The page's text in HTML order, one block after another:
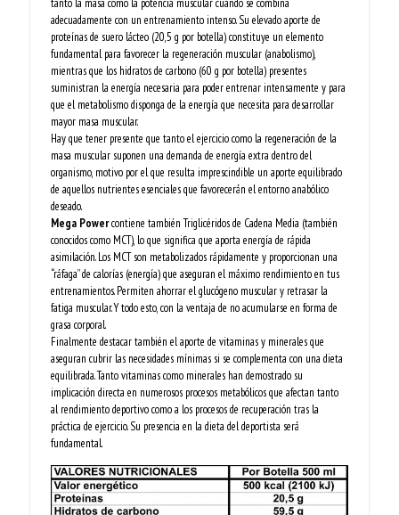
adecuadamente con un entrenamiento intenso. Su elevado aporte de
proteínas de suero lácteo (20,5 g por botella) constituye un elemento
fundamental para favorecer la regeneración muscular (anabolismo),
mientras que los hidratos de carbono (60 g por botella) presentes
suministran la energía necesaria para poder entrenar intensamente y para
que el metabolismo disponga de la energía que necesita para desarrollar
mayor masa muscular.
Hay que tener presente que tanto el ejercicio como la regeneración de la
masa muscular suponen una demanda de energía extra dentro del
organismo, motivo por el que resulta imprescindible un aporte equilibrado
de aquellos nutrientes esenciales que favorecerán el entorno anabólico
deseado.
Mega Powercontiene también Triglicéridos de Cadena Media (también
conocidos como MCT), lo que significa que aporta energía de rápida
asimilación. Los MCT son metabolizados rápidamente y proporcionan una
“ráfaga” de calorías (energía) que aseguran el máximo rendimiento en tus
entrenamientos. Permiten ahorrar el glucógeno muscular y retrasar la
fatiga muscular. Y todo esto, con la ventaja de no acumularse en forma de
grasa corporal.
Finalmente destacar también el aporte de vitaminas y minerales que
aseguran cubrir las necesidades mínimas si se complementa con una dieta
equilibrada. Tanto vitaminas como minerales han demostrado su
implicación directa en numerosos procesos metabólicos que afectan tanto
al rendimiento deportivo como a los procesos de recuperación tras la
práctica de ejercicio. Su presencia en la dieta del deportista será
fundamental.